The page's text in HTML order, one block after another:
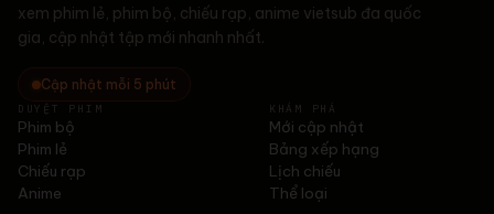
xem phim lẻ, phim bộ, chiếu rạp, anime vietsub đa quốc
gia, cập nhật tập mới nhanh nhất.
Cập nhật mỗi 5 phút
DUYỆT PHIM
Phim bộ
Phim lẻ
Chiếu rạp
Anime
KHÁM PHÁ
Mới cập nhật
Bảng xếp hạng
Lịch chiếu
Thể loại